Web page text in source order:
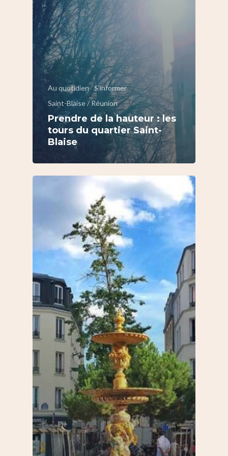
Au quotidien S'informer
Saint-Blaise / Réunion
Prendre de la hauteur : les
tours du quartier Saint-
Blaise